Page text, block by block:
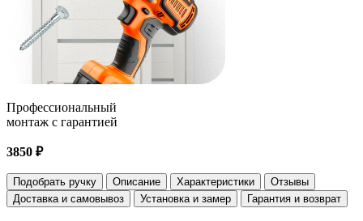
Профессиональный
монтаж с гарантией
3850 ₽
Подобрать ручку Описание Характеристики
Отзывы
Доставка и самовывоз
Установка и замер Гарантия и возврат